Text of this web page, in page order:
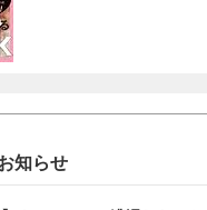
知らせ